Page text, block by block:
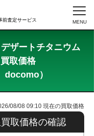
前査定サービス
ザートチタニウム
取価格
docomo）
08/08 09:10 現在の買取価格
取価格の確認